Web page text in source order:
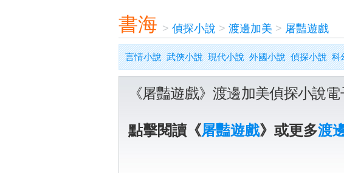
書海 > 偵探小說 > 渡邊加美 > 屠豔遊戲
言情小說 武俠小說 現代小說 外國小說 偵探小說 科
《屠豔遊戲》渡邊加美偵探小說
點擊閱讀《屠豔遊戲》或更多渡